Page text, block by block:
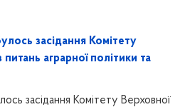
засідання Комітету
питань аграрної політики та
засідання Комітету Верховної